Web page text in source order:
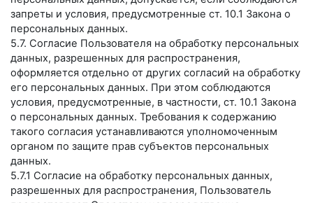
запреты и условия, предусмотренные ст. 10.1 Закона о
персональных данных.
5.7. Согласие Пользователя на обработку персональных
данных, разрешенных для распространения,
оформляется отдельно от других согласий на обработку
его персональных данных. При этом соблюдаются
условия, предусмотренные, в частности, ст. 10.1 Закона
о персональных данных. Требования к содержанию
такого согласия устанавливаются уполномоченным
органом по защите прав субъектов персональных
данных.
5.7.1 Согласие на обработку персональных данных,
разрешенных для распространения, Пользователь